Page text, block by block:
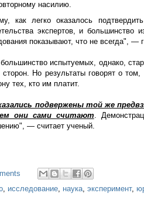
насилию.
как легко оказалось
экспертов, и
показывают, что не всегда", —
испытуемых, однако,
Но результаты говорят о
тех, кто им платит.
подвержены той же
они сами считают.
— считает ученый.
, исследование, наука, эксперимент,